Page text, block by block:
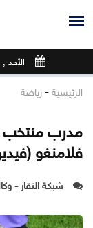
الأحد ,
الرئيسية - رياضة
مدرب منتخب
فلامنغو
شبكة النقار -